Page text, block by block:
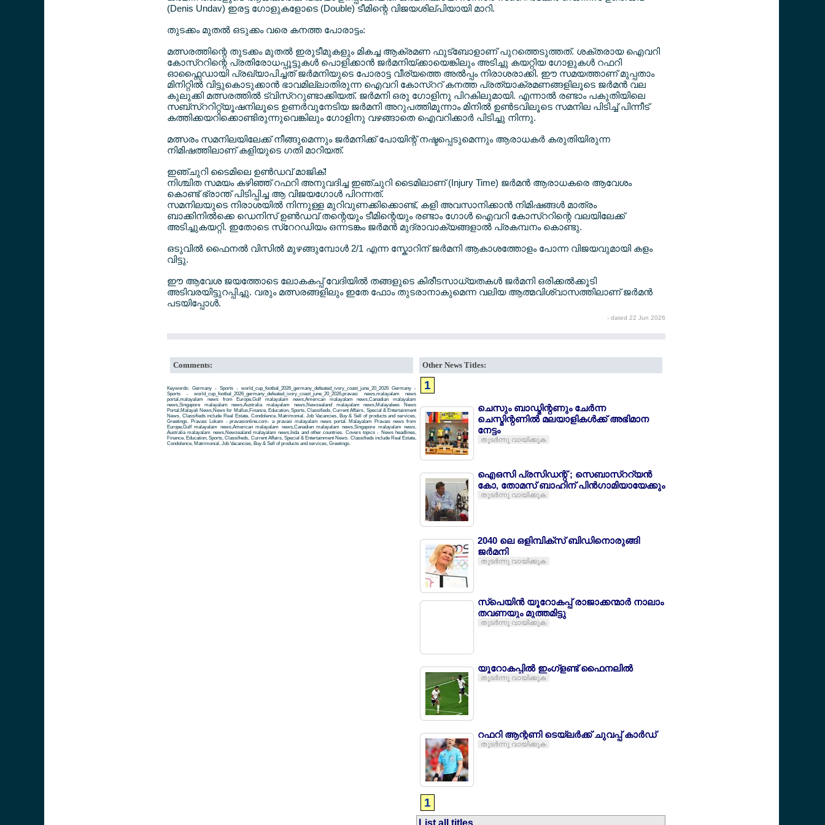
(Denis Undav) ഇരട്ട ഗോളുകളോടെ (Double) ടീമിന്റെ വിജയശില്പിയായി മാറി.
തുടക്കം മുതല്‍ ഒടുക്കം വരെ കനത്ത പോരാട്ടം:
മത്സരത്തിന്റെ തുടക്കം മുതല്‍ ഇരുടീമുകളും മികച്ച ആക്രമണ ഫുട്ബോളാണ് പുറത്തെടുത്തത്. ശക്തരായ ഐവറി
കോസ്ററിന്റെ പ്രതിരോധപ്പൂട്ടുകള്‍ പൊളിക്കാന്‍ ജര്‍മനിയ്ക്കായെങ്കിലും അടിച്ചു കയറ്റിയ ഗോളുകള്‍ റഫറി
ഓഫ്സൈഡായി പ്രഖ്യാപിച്ചത് ജര്‍മനിയുടെ പോരാട്ട വീര്യത്തെ അല്‍പ്പം നിരാശരാക്കി. ഈ സമയത്താണ് മുപ്പതാം
മിനിറ്റില്‍ വിട്ടുകൊടുക്കാന്‍ ഭാവമില്ലാതിരുന്ന ഐവറി കോസ്ററ് കനത്ത പ്രത്യാക്രമണങ്ങളിലൂടെ ജര്‍മന്‍ വല
കുലുക്കി മത്സരത്തില്‍ ട്വിസ്ററുണ്ടാക്കിയത്. ജര്‍മനി ഒരു ഗോളിനു പിറകിലുമായി. എന്നാല്‍ രണ്ടാം പകുതിയിലെ
സബ്സ്ററിറ്റ്യൂഷനിലൂടെ ഉണര്‍വുനേടിയ ജര്‍മനി അറുപത്തിമൂന്നാം മിനില്‍ ഉണ്‍ടവിലൂടെ സമനില പിടിച്ച് പിന്നീട്
കത്തിക്കയറിക്കൊണ്ടിരുന്നുവെങ്കിലും ഗോളിനു വഴങ്ങാതെ ഐവറിക്കാര്‍ പിടിച്ചു നിന്നു.
മത്സരം സമനിലയിലേക്ക് നീങ്ങുമെന്നും ജര്‍മനിക്ക് പോയിന്റ് നഷ്ടപ്പെടുമെന്നും ആരാധകര്‍ കരുതിയിരുന്ന
നിമിഷത്തിലാണ് കളിയുടെ ഗതി മാറിയത്.
ഇഞ്ചുറി ടൈമിലെ ഉണ്‍ഡവ് മാജിക്!
നിശ്ചിത സമയം കഴിഞ്ഞ് റഫറി അനുവദിച്ച ഇഞ്ചുറി ടൈമിലാണ് (Injury Time) ജര്‍മന്‍ ആരാധകരെ ആവേശം
കൊണ്ട് ഭ്രാന്ത് പിടിപ്പിച്ച ആ വിജയഗോള്‍ പിറന്നത്.
സമനിലയുടെ നിരാശയില്‍ നിന്നുള്ള മുറിവുണക്കിക്കൊണ്ട്, കളി അവസാനിക്കാന്‍ നിമിഷങ്ങള്‍ മാത്രം
ബാക്കിനില്‍ക്കെ ഡെനിസ് ഉണ്‍ഡവ് തന്റെയും ടീമിന്റെയും രണ്ടാം ഗോള്‍ ഐവറി കോസ്ററിന്റെ വലയിലേക്ക്
അടിച്ചുകയറ്റി. ഇതോടെ സ്റേറഡിയം ഒന്നടങ്കം ജര്‍മന്‍ മുദ്രാവാക്യങ്ങളാല്‍ പ്രകമ്പനം കൊണ്ടു.
ഒടുവില്‍ ഫൈനല്‍ വിസില്‍ മുഴങ്ങുമ്പോള്‍ 2/1 എന്ന സ്കോറിന് ജര്‍മനി ആകാശത്തോളം പോന്ന വിജയവുമായി കളം
വിട്ടു.
ഈ ആവേശ ജയത്തോടെ ലോകകപ്പ് വേദിയില്‍ തങ്ങളുടെ കിരീടസാധ്യതകള്‍ ജര്‍മനി ഒരിക്കല്‍ക്കൂടി
അടിവരയിട്ടുറപ്പിച്ചു. വരും മത്സരങ്ങളിലും ഇതേ ഫോം തുടരാനാകുമെന്ന വലിയ ആത്മവിശ്വാസത്തിലാണ് ജര്‍മന്‍
പടയിപ്പോള്‍.
- dated 22 Jun 2026
Comments:
Keywords: Germany - Sports - world_cup_footbal_2026_germany_defeated_ivory_coast_june_20_2026 Germany -
Sports - world_cup_footbal_2026_germany_defeated_ivory_coast_june_20_2026,pravasi news,malayalam news
portal,malayalam news from Europe,Gulf malayalam news,American malayalam news,Canadian malayalam
news,Singapore malayalam news,Australia malayalam news,Newzealand malayalam news,Malayalees News
Portal,Malayali News,News for Mallus,Finance, Education, Sports, Classifieds, Current Affairs, Special & Entertainment
News. Classifieds include Real Estate, Condolence, Matrimonial, Job Vacancies, Buy & Sell of products and services,
Greetings. Pravasi Lokam - pravasionline.com- a pravasi malayalam news portal. Malayalam Pravasi news from
Europe,Gulf malayalam news,American malayalam news,Canadian malayalam news,Singapore malayalam news,
Australia malayalam news,Newzealand malayalam news,Inda and other countries. Covers topics - News headlines,
Finance, Education, Sports, Classifieds, Current Affairs, Special & Entertainment News. Classifieds include Real Estate,
Condolence, Matrimonial, Job Vacancies, Buy & Sell of products and services, Greetings.
Other News Titles:
1
ചെസും ബാഡ്മിന്റണും ചേര്‍ന്ന
ചെസ്മിന്റണില്‍ മലയാളികള്‍ക്ക് അഭിമാന
നേട്ടം
തുടര്‍ന്നു വായിക്കുക
ഐഒസി പ്രസിഡന്റ് ; സെബാസ്ററ്യന്‍
കോ, തോമസ് ബാഹിന് പിന്‍ഗാമിയായേക്കും
തുടര്‍ന്നു വായിക്കുക
2040 ലെ ഒളിമ്പിക്സ് ബിഡിനൊരുങ്ങി
ജര്‍മനി
തുടര്‍ന്നു വായിക്കുക
സ്പെയിന്‍ യൂറോകപ്പ് രാജാക്കന്മാര്‍ നാലാം
തവണയും മുത്തമിട്ടു
തുടര്‍ന്നു വായിക്കുക
യൂറോകപ്പില്‍ ഇംഗ്ളണ്ട് ഫൈനലില്‍
തുടര്‍ന്നു വായിക്കുക
റഫറി ആന്റണി ടെയ്ലര്‍ക്ക് ചുവപ്പ് കാര്‍ഡ്
തുടര്‍ന്നു വായിക്കുക
1
List all titles